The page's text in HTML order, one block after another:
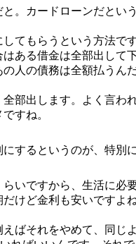
。カードローンだとい
てもらうという方法で
ある借金は全部出して
人の債務は全額払うん
部出します。よく言わ
すね。
するというのが、特別
いですから、生活に必
けど金利も安いですよ
ばそれをやめて、同じ